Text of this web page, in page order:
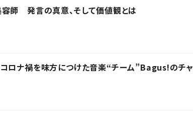
容師 発言の真意、そして価値観とは
コロナ禍を味方につけた音楽“チーム”Bagus!のチャ